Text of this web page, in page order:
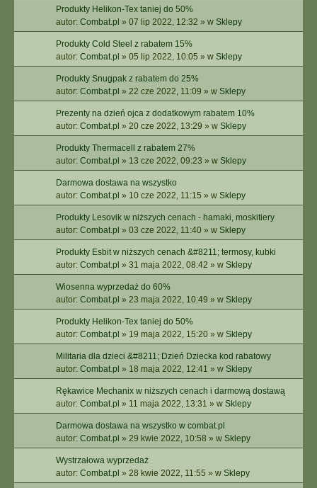
Produkty Helikon-Tex taniej do 50%
autor: Combat.pl » 07 lip 2022, 12:32 » w Sklepy
Produkty Cold Steel z rabatem 15%
autor: Combat.pl » 05 lip 2022, 10:05 » w Sklepy
Produkty Snugpak z rabatem do 25%
autor: Combat.pl » 22 cze 2022, 11:09 » w Sklepy
Prezenty na dzień ojca z dodatkowym rabatem 10%
autor: Combat.pl » 20 cze 2022, 13:29 » w Sklepy
Produkty Thermacell z rabatem 27%
autor: Combat.pl » 13 cze 2022, 09:23 » w Sklepy
Darmowa dostawa na wszystko
autor: Combat.pl » 10 cze 2022, 11:15 » w Sklepy
Produkty Lesovik w niższych cenach - hamaki, moskitiery
autor: Combat.pl » 03 cze 2022, 11:40 » w Sklepy
Produkty Esbit w niższych cenach &#8211; termosy, kubki
autor: Combat.pl » 31 maja 2022, 08:42 » w Sklepy
Wiosenna wyprzedaż do 60%
autor: Combat.pl » 23 maja 2022, 10:49 » w Sklepy
Produkty Helikon-Tex taniej do 50%
autor: Combat.pl » 19 maja 2022, 15:20 » w Sklepy
Militaria dla dzieci &#8211; Dzień Dziecka kod rabatowy
autor: Combat.pl » 18 maja 2022, 12:41 » w Sklepy
Rękawice Mechanix w niższych cenach i darmową dostawą
autor: Combat.pl » 11 maja 2022, 13:31 » w Sklepy
Darmowa dostawa na wszystko w combat.pl
autor: Combat.pl » 29 kwie 2022, 10:58 » w Sklepy
Wystrzałowa wyprzedaż
autor: Combat.pl » 28 kwie 2022, 11:55 » w Sklepy